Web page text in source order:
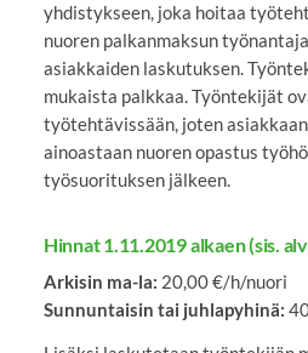
yhdistykseen, joka hoitaa
nuoren palkanmaksun
asiakkaiden laskutuksen.
mukaista palkkaa. Työntekijät
työtehtävissään, joten
ainoastaan nuoren opastus
työsuorituksen jälkeen.
Hinnat 1.11.2019 alkaen (sis.
Arkisin ma-la: 20,00 €/h/nuori
Sunnuntaisin tai juhlapyhinä: